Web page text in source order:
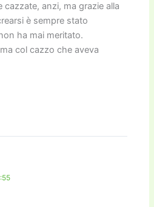
anzi, ma grazie alla
è sempre stato
ha mai meritato.
col cazzo che aveva